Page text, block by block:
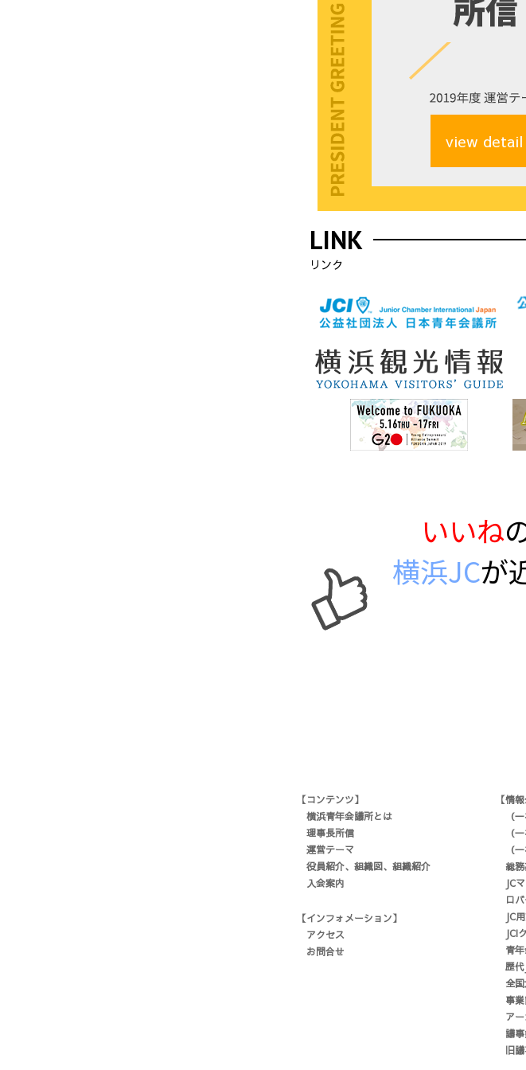
view detail
LINK
リンク
いいね
横浜JCが
【コンテンツ】
横浜青年会議所とは
理事長所信
運営テーマ
役員紹介、組織図、組織紹介
入会案内
【インフォメーション】
アクセス
お問合せ
【情
（
（
（
総
JC
ロ
JC
JCI
青
歴
全
事
ア
議
旧